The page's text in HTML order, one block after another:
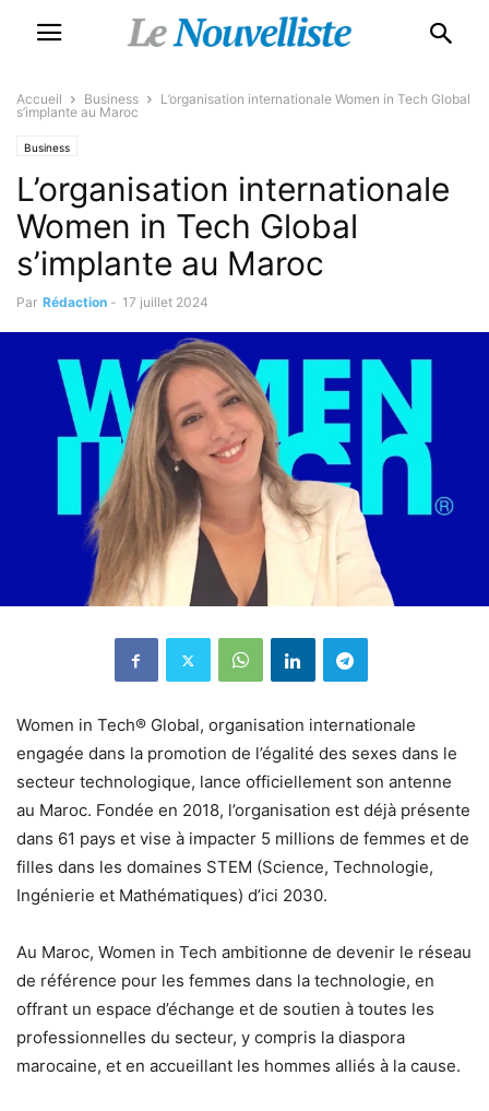
Accueil Business
L’organisation internationale Women in Tech Global
s’implante au Maroc
Business
L’organisation internationale
Women in Tech Global
s’implante au Maroc
Par Rédaction - 17 juillet 2024
Women in Tech® Global, organisation internationale
engagée dans la promotion de l’égalité des sexes dans le
secteur technologique, lance officiellement son antenne
au Maroc. Fondée en 2018, l’organisation est déjà présente
dans 61 pays et vise à impacter 5 millions de femmes et de
filles dans les domaines STEM (Science, Technologie,
Ingénierie et Mathématiques) d’ici 2030.
Au Maroc, Women in Tech ambitionne de devenir le réseau
de référence pour les femmes dans la technologie, en
offrant un espace d’échange et de soutien à toutes les
professionnelles du secteur, y compris la diaspora
marocaine, et en accueillant les hommes alliés à la cause.